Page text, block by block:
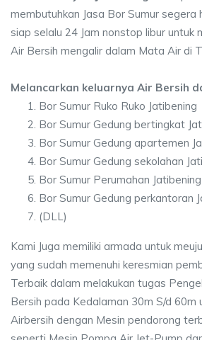
membutuhkan Jasa Bor Sumur segera
siap selalu 24 Jam nonstop libur untuk
Air Bersih mengalir dalam Mata Air di
Melancarkan keluarnya Air Bersih
Bor Sumur Ruko Ruko Jatibening
Bor Sumur Gedung bertingkat
Bor Sumur Gedung apartemen
Bor Sumur Gedung sekolahan
Bor Sumur Perumahan Jatibening
Bor Sumur Gedung perkantoran
(DLL)
Kami Juga memiliki armada untuk
yang sudah memenuhi keresmian
Terbaik dalam melakukan tugas
Bersih pada Kedalaman 30m S/d 60m
Airbersih dengan Mesin pendorong